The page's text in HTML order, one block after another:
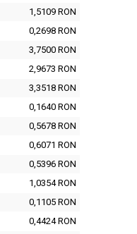
1,5109 RON
0,2698 RON
3,7500 RON
2,9673 RON
3,3518 RON
0,1640 RON
0,5678 RON
0,6071 RON
0,5396 RON
1,0354 RON
0,1105 RON
0,4424 RON